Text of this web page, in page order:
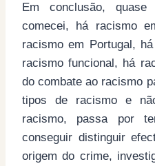
Em conclusão,
comecei, há racismo
racismo em Portugal,
racismo funcional, há
do combate ao racismo
tipos de racismo e
racismo, passa por
conseguir distinguir
origem do crime,